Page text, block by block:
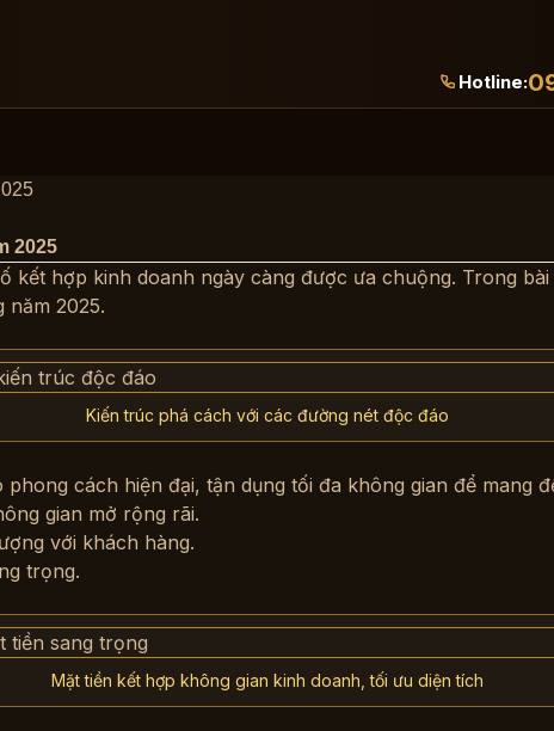
Hotline:
2025
hợp kinh doanh ngày càng được ưa chuộng. Trong bài
2025.
Kiến trúc phá cách với các đường nét độc đáo
cách hiện đại, tận dụng tối đa không gian để mang
gian mở rộng rãi.
với khách hàng.
trọng.
Mặt tiền kết hợp không gian kinh doanh, tối ưu diện tích